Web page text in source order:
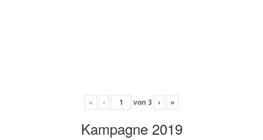
« ‹ von 3 › »
Kampagne 2019